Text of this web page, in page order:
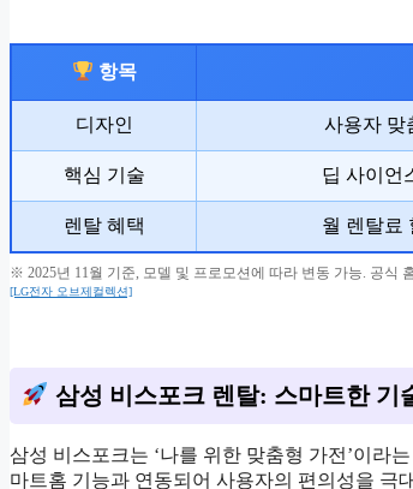
항목
디자인 사용자 맞
핵심 기술 딥 사이언
렌탈 혜택 월 렌탈료
※ 2025년 11월 기준, 모델 및 프로모션에 따라 변동 가능. 공식
[LG전자 오브제컬렉션]
삼성 비스포크 렌탈: 스마트한 기
삼성 비스포크는 ‘나를 위한 맞춤형 가전’이라
마트홈 기능과 연동되어 사용자의 편의성을 극